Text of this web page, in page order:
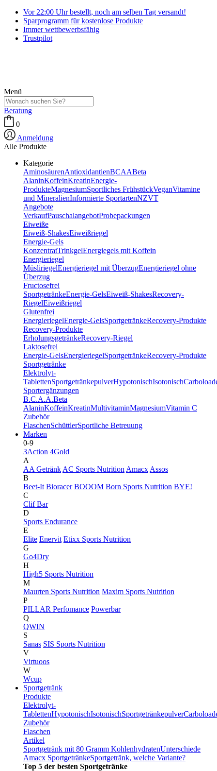
Vor 22:00 Uhr bestellt, noch am selben Tag versandt!
Sparprogramm für kostenlose Produkte
Immer wettbewerbsfähig
Trustpilot
Menü
Beratung
0
Anmeldung
Alle Produkte
Kategorie
AminosäurenAntioxidantienBCAABeta
AlaninKoffeinKreatinEnergie-
ProdukteMagnesiumSportliches FrühstückVeganVitamine
und MineralienInformierte SportartenNZVT
Angebote
VerkaufPauschalangebotProbepackungen
Eiweiße
Eiweiß-ShakesEiweißriegel
Energie-Gels
KonzentratTrinkgelEnergiegels mit Koffein
Energieriegel
MüsliriegelEnergieriegel mit ÜberzugEnergieriegel ohne
Überzug
Fructosefrei
SportgetränkeEnergie-GelsEiweiß-ShakesRecovery-
RiegelEiweißriegel
Glutenfrei
EnergieriegelEnergie-GelsSportgetränkeRecovery-Produkte
Recovery-Produkte
ErholungsgetränkeRecovery-Riegel
Laktosefrei
Energie-GelsEnergieriegelSportgetränkeRecovery-Produkte
Sportgetränke
Elektrolyt-
TablettenSportgetränkepulverHypotonischIsotonisch
Sportergänzungen
B.C.A.A.Beta
AlaninKoffeinKreatinMultivitaminMagnesiumVitamin C
Zubehör
FlaschenSchüttlerSportliche Betreuung
Marken
0-9
3Action 4Gold
A
AA Getränk AC Sports Nutrition Amacx Assos
B
Beet-It Bioracer BOOOM Born Sports Nutrition BYE!
C
Clif Bar
D
Sports Endurance
E
Elite Enervit Etixx Sports Nutrition
G
Go4Dry
H
High5 Sports Nutrition
M
Maurten Sports Nutrition Maxim Sports Nutrition
P
PILLAR Perfomance Powerbar
Q
QWIN
S
Sanas SIS Sports Nutrition
V
Virtuoos
W
Wcup
Sportgetränk
Produkte
Elektrolyt-
TablettenHypotonischIsotonischSportgetränkepulver
Zubehör
Flaschen
Artikel
Sportgetränk mit 80 Gramm KohlenhydratenUnterschiede
Amacx SportgetränkeSportgetränk, welche Variante?
Top 5 der besten Sportgetränke